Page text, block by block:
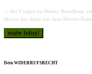
… bei Fragen zu Deiner Bestellung
klären das dann mit dem Shirtee-
Dein WIDERRUFSRECHT